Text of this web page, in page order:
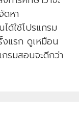
ดหา
ด้ใช้โปรแกรม
แรก ดูเหมือน
รมสอนจะดีกว่า